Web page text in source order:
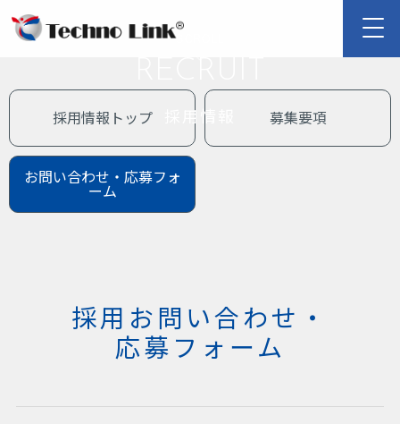
採用情報
SCROLL
採用情報トップ 募集要項
お問い合わせ・応募フォ
ーム
採用お問い合わせ・
応募フォーム